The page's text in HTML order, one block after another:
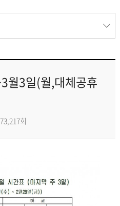
월3일(월,대체공휴
회